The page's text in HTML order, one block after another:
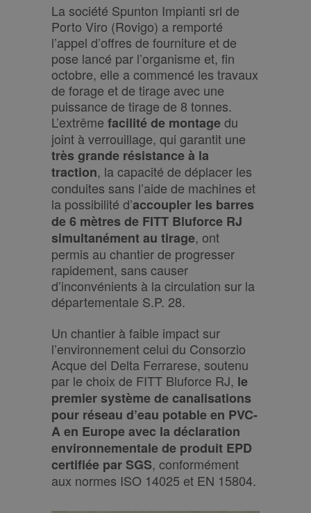
La société Spunton Impianti srl de
Porto Viro (Rovigo) a remporté
l’appel d’offres de fourniture et de
pose lancé par l’organisme et, fin
octobre, elle a commencé les travaux
de forage et de tirage avec une
puissance de tirage de 8 tonnes.
L’extrême facilité de montagedu
joint à verrouillage, qui garantit une
très grande résistance à la
traction, la capacité de déplacer les
conduites sans l’aide de machines et
la possibilité d’accoupler les barres
de 6 mètres de FITT Bluforce RJ
simultanément au tirage, ont
permis au chantier de progresser
rapidement, sans causer
d’inconvénients à la circulation sur la
départementale S.P. 28.
Un chantier à faible impact sur
l’environnement celui du Consorzio
Acque del Delta Ferrarese, soutenu
par le choix de FITT Bluforce RJ, le
premier système de canalisations
pour réseau d’eau potable en PVC-
A en Europe avec la déclaration
environnementale de produit EPD
certifiée par SGS, conformément
aux normes ISO 14025 et EN 15804.